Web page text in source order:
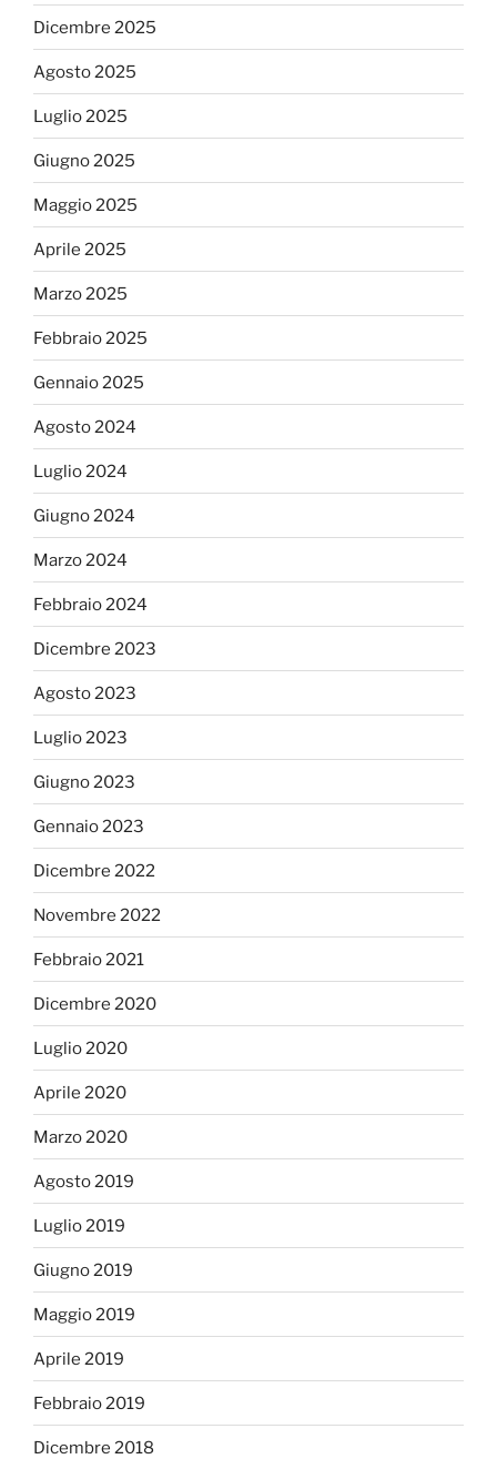
Dicembre 2025
Agosto 2025
Luglio 2025
Giugno 2025
Maggio 2025
Aprile 2025
Marzo 2025
Febbraio 2025
Gennaio 2025
Agosto 2024
Luglio 2024
Giugno 2024
Marzo 2024
Febbraio 2024
Dicembre 2023
Agosto 2023
Luglio 2023
Giugno 2023
Gennaio 2023
Dicembre 2022
Novembre 2022
Febbraio 2021
Dicembre 2020
Luglio 2020
Aprile 2020
Marzo 2020
Agosto 2019
Luglio 2019
Giugno 2019
Maggio 2019
Aprile 2019
Febbraio 2019
Dicembre 2018